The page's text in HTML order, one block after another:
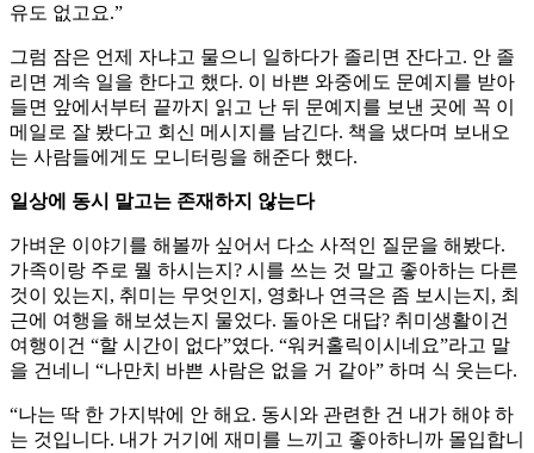
유도 없고요.”
그럼 잠은 언제 자냐고 물으니 일하다가 졸리면 잔다고. 안 졸
리면 계속 일을 한다고 했다. 이 바쁜 와중에도 문예지를 받아
들면 앞에서부터 끝까지 읽고 난 뒤 문예지를 보낸 곳에 꼭 이
메일로 잘 봤다고 회신 메시지를 남긴다. 책을 냈다며 보내오
는 사람들에게도 모니터링을 해준다 했다.
일상에 동시 말고는 존재하지 않는다
가벼운 이야기를 해볼까 싶어서 다소 사적인 질문을 해봤다.
가족이랑 주로 뭘 하시는지? 시를 쓰는 것 말고 좋아하는 다른
것이 있는지, 취미는 무엇인지, 영화나 연극은 좀 보시는지, 최
근에 여행을 해보셨는지 물었다. 돌아온 대답? 취미생활이건
여행이건 “할 시간이 없다”였다. “워커홀릭이시네요”라고 말
을 건네니 “나만치 바쁜 사람은 없을 거 같아” 하며 식 웃는다.
“나는 딱 한 가지밖에 안 해요. 동시와 관련한 건 내가 해야 하
는 것입니다. 내가 거기에 재미를 느끼고 좋아하니까 몰입합니